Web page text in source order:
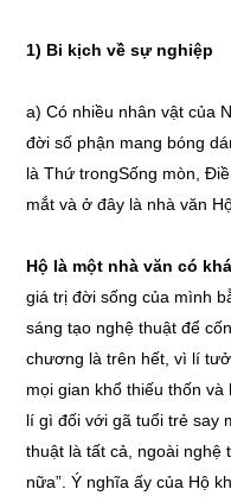
1) Bi kịch về sự nghiệp
a) Có nhiều nhân vật của
đời số phận mang bóng
là Thứ trongSống mòn,
mắt và ở đây là nhà văn
Hộ là một nhà văn có
giá trị đời sống của mình
sáng tạo nghệ thuật để
chương là trên hết, vì lí
mọi gian khổ thiếu thốn và
lí gì đối với gã tuổi trẻ say
thuật là tất cả, ngoài nghệ
nữa”. Ý nghĩa ấy của Hộ